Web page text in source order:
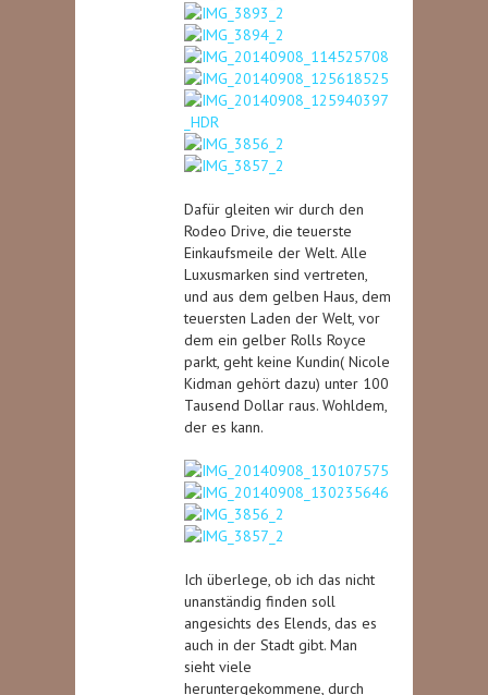
Dafür gleiten wir durch den
Rodeo Drive, die teuerste
Einkaufsmeile der Welt. Alle
Luxusmarken sind vertreten,
und aus dem gelben Haus, dem
teuersten Laden der Welt, vor
dem ein gelber Rolls Royce
parkt, geht keine Kundin( Nicole
Kidman gehört dazu) unter 100
Tausend Dollar raus. Wohldem,
der es kann.
Ich überlege, ob ich das nicht
unanständig finden soll
angesichts des Elends, das es
auch in der Stadt gibt. Man
sieht viele
heruntergekommene, durch